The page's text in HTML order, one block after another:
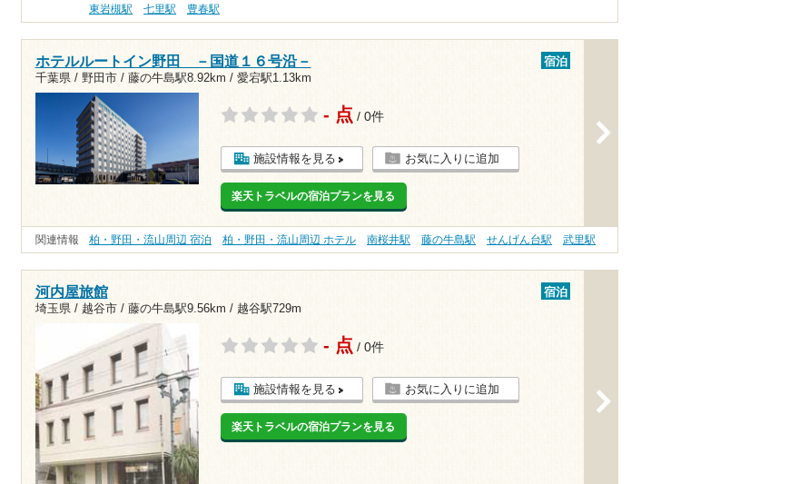
東岩槻駅
七里駅 豊春駅
ホテルルートイン野田 －国道１６号沿－
千葉県 / 野田市 / 藤の牛島駅8.92km / 愛宕駅1.13km
宿泊
- 点 / 0件
施設情報を見る お気に入りに追加
楽天トラベルの宿泊プランを見る
関連情報 柏・野田・流山周辺 宿泊 柏・野田・流山周辺 ホテル 南桜井駅 藤の牛島駅 せんげん台駅 武里駅
河内屋旅館
埼玉県 / 越谷市 / 藤の牛島駅9.56km / 越谷駅729m
宿泊
- 点 / 0件
施設情報を見る お気に入りに追加
楽天トラベルの宿泊プランを見る